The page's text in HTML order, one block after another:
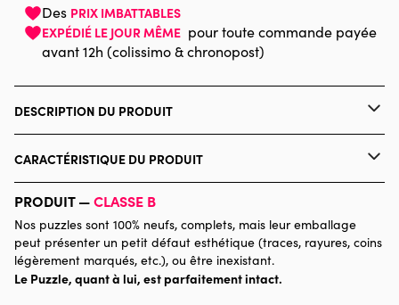
Des PRIX IMBATTABLES
EXPÉDIÉ LE JOUR MÊME pour toute commande payée
avant 12h (colissimo & chronopost)
DESCRIPTION DU PRODUIT
Romi Lerda
CARACTÉRISTIQUE DU PRODUIT
Catégorie Puzzles - Hommes et Femmes
Age
Puzzle pour Adultes (500 à
PRODUIT —CLASSE B
Nos puzzles sont 100% neufs, complets, mais leur emballage
peut présenter un petit défaut esthétique (traces, rayures, coins
légèrement marqués, etc.), ou être inexistant.
Le Puzzle, quant à lui, est parfaitement intact.